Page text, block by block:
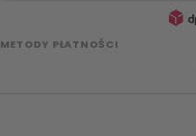
METODY PŁATNOŚCI